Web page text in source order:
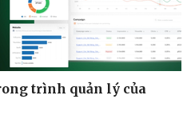
trình quản lý của